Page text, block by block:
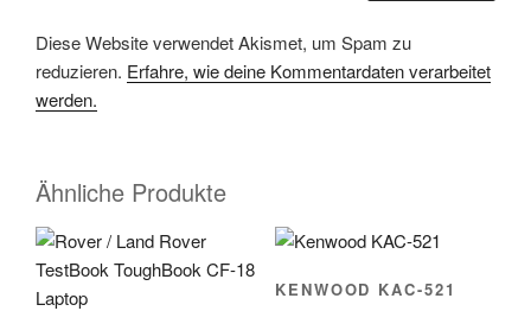
Diese Website verwendet Akismet, um Spam zu
reduzieren. Erfahre, wie deine Kommentardaten verarbeitet
werden.
Ähnliche Produkte
KENWOOD KAC-521